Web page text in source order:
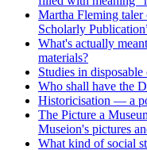
Martha Fleming
Scholarly
What's actually
materials?
Studies in disposable
Who shall have the
Historicisation — a
The Picture a
Museion's pictures
What kind of social